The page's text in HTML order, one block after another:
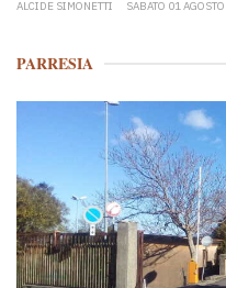
ALCIDE SIMONETTI SABATO 01
PARRESIA